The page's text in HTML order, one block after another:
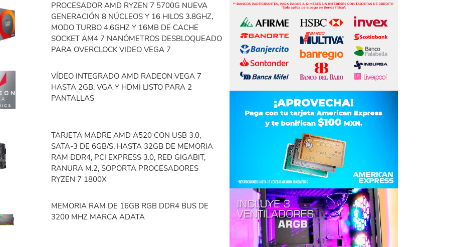
PROCESADOR AMD RYZEN 7 5700G NUEVA
GENERACIÓN 8 NÚCLEOS Y 16 HILOS 3.8GHZ,
MODO TURBO 4.6GHZ Y 16MB DE CACHE
SOCKET AM4 7 NANÓMETROS DESBLOQUEADO
PARA OVERCLOCK VIDEO VEGA 7
VÍDEO INTEGRADO AMD RADEON VEGA 7
HASTA 2GB, VGA Y HDMI LISTO PARA 2
PANTALLAS
TARJETA MADRE AMD A520 CON USB 3.0,
SATA-3 DE 6GB/S, HASTA 32GB DE MEMORIA
RAM DDR4, PCI EXPRESS 3.0, RED GIGABIT,
RANURA M.2, SOPORTA PROCESADORES
RYZEN 7 1800X
MEMORIA RAM DE 16GB RGB DDR4 BUS DE
3200 MHZ MARCA ADATA